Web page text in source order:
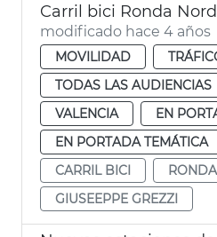
Carril bici Ronda Nord
modificado hace 4 años
MOVILIDAD
TODAS LAS AUDIENCIAS
VALENCIA
EN
EN PORTADA TEMÁTICA
CARRIL BICI
GIUSEEPPE GREZZI